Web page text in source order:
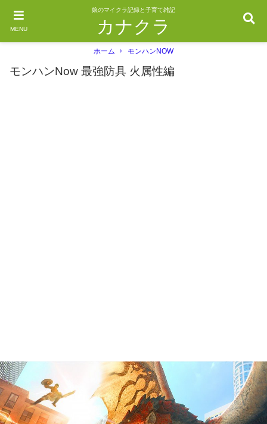
MENU
娘のマイクラ記録と子育て雑記
カナクラ
ホーム モンハンNOW
モンハンNow 最強防具 火属性編